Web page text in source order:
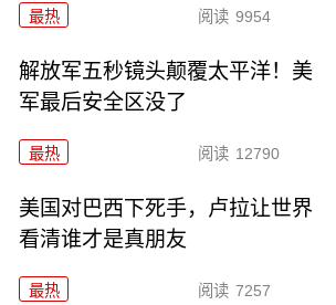
最热 阅读 9954
解放军五秒镜头颠覆太平洋！美
军最后安全区没了
最热 阅读 12790
美国对巴西下死手，卢拉让世界
看清谁才是真朋友
最热 阅读 7257